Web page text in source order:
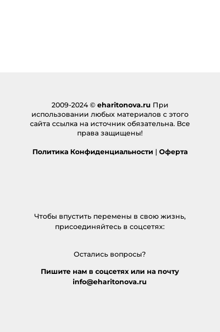
2009-2024 © eharitonova.ru При
использовании любых материалов с этого
сайта ссылка на источник обязательна. Все
права защищены!
Политика Конфиденциальности | Оферта
Чтобы впустить перемены в свою жизнь,
присоединяйтесь в соцсетях:
Остались вопросы?
Пишите нам в соцсетях или на почту
info@eharitonova.ru